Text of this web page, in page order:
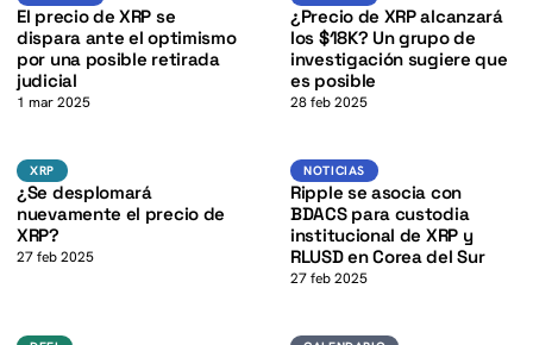
El precio de XRP se
dispara ante el optimismo
por una posible retirada
judicial
1 mar 2025
¿Precio de XRP alcanzará
los $18K? Un grupo de
investigación sugiere que
es posible
28 feb 2025
XRP K
XRP
¿Se desplomará
nuevamente el precio de
XRP?
27 feb 2025
NOTICIAS XRP
NOTICIAS
Ripple se asocia con
BDACS para custodia
institucional de XRP y
RLUSD en Corea del Sur
27 feb 2025